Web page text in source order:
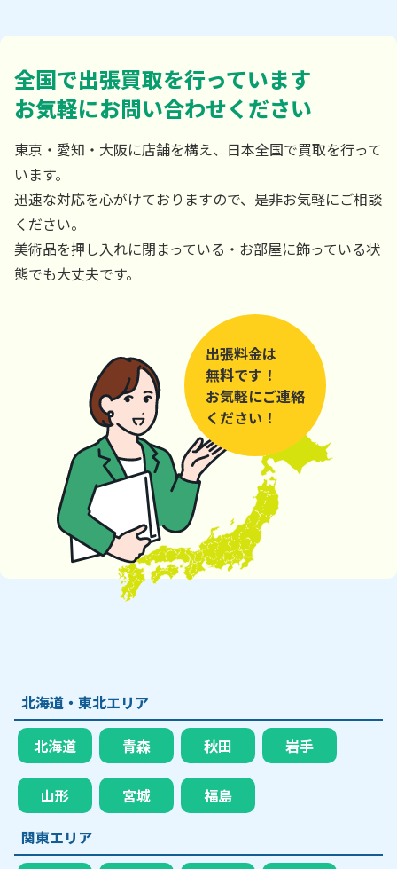
全国で出張買取を行っています
お気軽にお問い合わせください
東京・愛知・大阪に店舗を構え、日本全国で買取を行って
います。
迅速な対応を心がけておりますので、是非お気軽にご相談
ください。
美術品を押し入れに閉まっている・お部屋に飾っている状
態でも大丈夫です。
出張料金は
無料です！
お気軽にご連絡
ください！
北海道・東北エリア
北海道 青森 秋田 岩手
山形 宮城
福島
関東エリア